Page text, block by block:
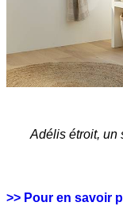
Adélis étroit, un
>> Pour en savoir